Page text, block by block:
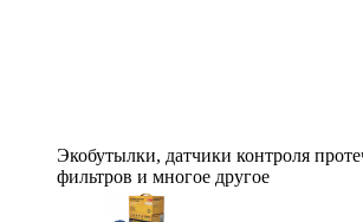
Экобутылки, датчики контроля
фильтров и многое другое